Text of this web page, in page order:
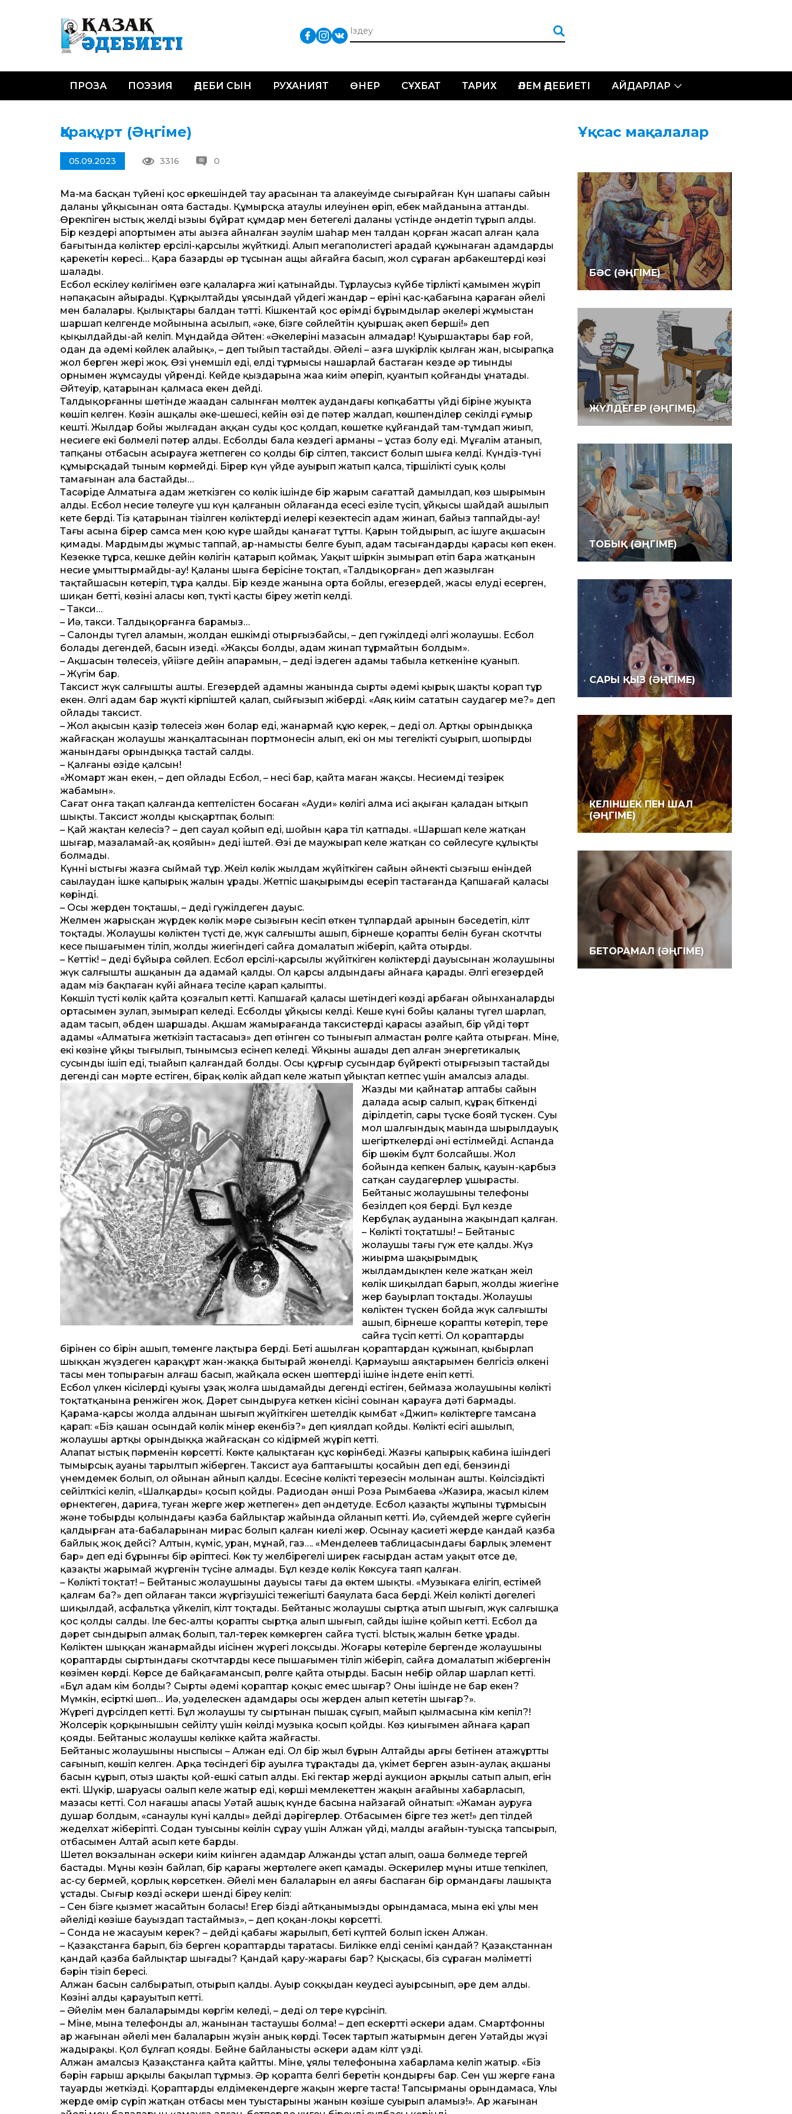
ПРОЗА ПОЭЗИЯ ӘДЕБИ СЫН РУХАНИЯТ ӨНЕР СҰХБАТ ТАРИХ ӘЛЕМ ӘДЕБИЕТІ АЙДАРЛАР
Қарақұрт (Әңгіме)
05.09.2023 3316 0
Маң-маң басқан түйенің қос өркешіндей тау арасынан таң алакеуімде сығырайған Күн шапағы сайын
даланы ұйқысынан оята бастады. Құмырсқа атаулы илеуінен өріп, еңбек майданына ат­танды.
Өрекпіген ыстық желдің ызыңы бұйрат құмдар мен бетегелі даланың үстінде әндетіп тұрып алды.
Бір кез­дері апортымен аты аңызға айналған зәулім шаһар мен талдан қорған жасап алған қала
бағытында көліктер ерсілі-қарсылы жүйткиді. Алып мегаполистегі арадай құжынаған адамдардың
қарекетін көресің… Қара базардың әр тұсынан ащы айғайға басып, жол сұраған арбакештерді көзің
шалады.
Есбол ескілеу көлігімен өзге қалаларға жиі қатынайды. Тұрлаусыз күйбең тірліктің қамымен жүріп
нәпақасын айырады. Құрқылтайдың ұясындай үйдегі жандар – ерінің қас-қабағына қараған әйелі
мен балалары. Қылықтары балдан тәт­ті. Кішкентай қос өрімді бұрымдылар әкелері жұмыстан
шаршап келгенде мойынына асылып, «әке, бізге сөйлейтін қуыршақ әкеп берші!» деп
қыңқылдайды-ай келіп. Мұндайда Әйтен: «Әкелеріңнің мазасын алмаңдар! Қуыршақтарың бар ғой,
одан да әдемі көйлек алайық», – деп тыйып тастайды. Әйелі – азға шүкірлік қылған жан, ысырапқа
жол берген жері жоқ. Өзі үнемшіл еді, елдің тұрмысы нашарлай бастаған кез­де әр тиынды
орнымен жұмсауды үйренді. Кейде қыздарына жаңа киім әперіп, қуантып қойғанды ұнатады.
Әйтеуір, қатарынан қалмаса екен дейді.
Талдықорғанның шетінде жаңадан салынған мөлтек аудандағы көпқабат­ты үйдің біріне жуықта
көшіп келген. Көзін ашқалы әке-шешесі, кейін өзі де пәтер жалдап, көшпенділер секілді ғұмыр
кешті. Жылдар бойы жылғадан аққан суды қос қолдап, көшетке құйғандай там-тұмдап жиып,
несиеге екі бөлмелі пәтер алды. Есболдың бала кез­дегі арманы – ұстаз болу еді. Мұғалім атанып,
тапқаны отбасын асырауға жетпеген соң қолды бір сілтеп, таксист болып шыға келді. Күндіз-түні
құмырсқа­дай тыным көрмейді. Бірер күн үйде ауырып жатып қалса, тіршіліктің суық қолы
тамағынан ала бастайды…
Таңсәріде Алматыға адам жеткізген соң көлік ішінде бір жарым сағат­тай дамылдап, көз шырымын
алды. Есбол несие төлеуге үш күн қалғанын ойлағанда еңсесі езіле түсіп, ұйқысы шайдай ашылып
кете берді. Тіз қатарынан тізілген көліктердің иелері кезектесіп адам жинап, байыз таппайды-ау!
Таңғы асына бірер самса мен қою күрең шайды қанағат тұт­ты. Қарын тойдырып, ас ішуге ақшасын
қимады. Мардымды жұмыс таппай, ар-намысты белге буып, адам тасығандардың қарасы көп екен.
Кезекке тұрса, кешке дейін көлігін қаңтарып қоймақ. Уақыт шіркін зымырап өтіп бара жатқанын
несие ұмыт­тырмайды-ау! Қаланың шыға берісіне тоқтап, «Талдықорған» деп жазылған
тақтайшасын көтеріп, тұра қалды. Бір кез­де жанына орта бойлы, еңгезердей, жасы елуді еңсерген,
шиқан бет­ті, көзінің аласы көп, түкті қасты біреу жетіп келді.
– Такси…
– Иә, такси. Талдықорғанға барамыз…
– Салонды түгел аламын, жолдан ешкімді отырғызбайсың, – деп гүжілдеді әлгі жолаушы. Есбол
болады дегендей, басын изеді. «Жақсы болды, адам жинап тұрмайтын болдым».
– Ақшасын төлесеңіз, үйіңізге дейін апарамын, – деді іздеген адамы табыла кеткеніне қуанып.
– Жүгім бар.
Таксист жүк салғышты ашты. Еңгезердей адамның жанында сырты әдемі қырық шақты қорап тұр
екен. Әлгі адам бар жүкті кірпіштей қалап, сыйғызып жіберді. «Аяқ киім сататын саудагер ме?» деп
ойлады таксист.
– Жол ақысын қазір төлесеңіз жөн болар еді, жанармай құю керек, – деді ол. Артқы орындыққа
жайғасқан жолаушы жанқалтасынан портмонесін алып, екі он мың теңгелікті суырып, шопырдың
жанындағы орындыққа тастай салды.
– Қалғаны өзіңде қалсын!
«Жомарт жан екен, – деп ойлады Есбол, – несі бар, қайта маған жақсы. Несиемді тезірек
жабамын».
Сағат онға тақап қалғанда кептелістен босаған «Ауди» көлігі алма исі аңқыған қаладан ытқып
шықты. Таксист жолды қысқартпақ болып:
– Қай жақтан келесіз? – деп сауал қойып еді, шойын қара тіл қатпады. «Шаршап келе жатқан
шығар, мазаламай-ақ қояйын» деді іштей. Өзі де маужырап келе жатқан соң сөйлесуге құлықты
болмады.
Күннің ыстығы жазға сыймай тұр. Жеңіл көлік жылдам жүйіткіген сайын әйнектің сызғыш еніндей
саңылаудан ішке қапырық жалын ұрады. Жетпіс шақырымды еңсеріп тастағанда Қап­шағай қаласы
көрінді.
– Осы жерден тоқташы, – деді гүжілдеген дауыс.
Желмен жарысқан жүрдек көлік мәре сызығын кесіп өткен тұлпардай арынын бәсеңдетіп, кілт
тоқтады. Жолаушы көліктен түсті де, жүк салғышты ашып, бірнеше қораптың белін буған скотчты
кеңсе пышағымен тіліп, жолдың жиегіндегі сайға домалатып жіберіп, қайта отырды.
– Кет­тік! – деді бұйыра сөйлеп. Есбол ерсілі-қарсылы жүйіткіген көліктердің дауысынан жолаушының
жүк салғышты ашқанын да аңдамай қалды. Ол қарсы алдындағы айнаға қарады. Әлгі еңгезердей
адам міз бақпаған күйі айнаға тесіле қарап қалыпты.
Көкшіл түсті көлік қайта қозғалып кет­ті. Капшағай қаласы шетіндегі көзді арбаған ойынханалардың
ортасымен зулап, зымырап келеді. Есболдың ұйқысы келді. Кеше күні бойы қаланы түгел шарлап,
адам тасып, әбден шаршады. Ақшам жамырағанда таксистердің қарасы азайып, бір үйдің төрт
адамы «Алматыға жеткізіп тастасаңыз» деп өтінген соң тынығып алмастан рөлге қайта отырған. Міне,
екі көзіне ұйқы тығылып, тынымсыз есінеп келеді. Ұйқыны ашады деп алған энергетикалық
сусынды ішіп еді, тыңайып қалғандай болды. Осы құрғыр сусындар бүйректі отырғызып тастайды
дегенді сан мәрте естіген, бірақ көлік айдап келе жатып ұйықтап кетпес үшін амалсыз алады.
Жаздың ми қайнатар аптабы са­йын
далада асыр салып, құрақ біткенді
дірілдетіп, сары түске бояй түскен. Суы
мол шалғындық маңында шырылдауық
шегірткелердің әні естілмейді. Аспанда
бір шөкім бұлт болсайшы. Жол
бойында кепкен балық, қауын-қарбыз
сатқан саудагерлер ұшырасты.
Бейтаныс жолаушының телефоны
безілдеп қоя берді. Бұл кез­де
Кербұлақ ауданына жақындап қалған.
– Көлікті тоқтатшы! – Бейтаныс
жолаушы тағы гүж ете қалды. Жүз
жиырма шақырымдық
жылдамдықпен келе жатқан жеңіл
көлік шиқылдап барып, жолдың жиегіне
жер бауырлап тоқтады. Жолаушы
көліктен түскен бойда жүк салғышты
ашып, бірнеше қорапты көтеріп, терең
сайға түсіп кет­ті. Ол қораптарды
бірінен соң бірін ашып, төменге лақтыра берді. Беті ашылған қораптардан құжынап, қыбырлап
шыққан жүздеген қарақұрт жан-жаққа бытырай жөнелді. Қармауыш аяқтарымен белгісіз өлкенің
тасы мен топырағын алғаш басып, жайқала өскен шөптердің ішіне індете еніп кет­ті.
Есбол үлкен кісілердің қуығы ұзақ жолға шыдамайды дегенді естіген, беймаза жолаушының көлікті
тоқтатқанына ренжіген жоқ. Дәрет сындыруға кеткен кісінің соңынан қарауға дәті бармады.
Қарама-қарсы жолда алдынан шығып жүйіткіген шетелдік қымбат «Джип» көліктерге тамсана
қарап: «Біз қашан осындай көлік мінер екен­біз?» деп қиялдап қойды. Көліктің есігі ашылып,
жолаушы артқы орындыққа жайғасқан соң кідірмей жүріп кет­ті.
Алапат ыстық пәрменін көрсет­ті. Көкте қалықтаған құс көрінбеді. Жазғы қапырық кабина ішіндегі
тымырсық ауаны тарылтып жіберген. Таксист ауа баптағышты қосайын деп еді, бензинді
үнемдемек болып, ол ойынан айнып қалды. Есесіне көліктің терезесін молынан ашты. Көңілсіздікті
сейілткісі келіп, «Шалқарды» қосып қойды. Радиодан әнші Роза Рымбаева «Жазира, жасыл кілем
өрнектеген, дариға, туған жерге жер жетпеген» деп әндетуде. Есбол қазақтың жұпыны тұрмысын
және тобырдың қолындағы қазба байлықтар жайында ойланып кет­ті. Иә, сүйемдей жерге сүйегін
қалдырған ата-бабаларынан мирас болып қалған киелі жер. Осынау қасиеті жерде қандай қазба
байлық жоқ дейсің? Алтын, күміс, уран, мұнай, газ…. «Менделеев таблицасындағы барлық элемент
бар» деп еді бұрынғы бір әріптесі. Көк ту желбірегелі ширек ғасырдан астам уақыт өтсе де,
қазақтың жарымай жүргенін түсіне алмады. Бұл кез­де көлік Көксуға таяп қалған.
– Көлікті тоқтат! – Бейтаныс жолаушының дауысы тағы да өктем шықты. «Музыкаға елігіп, естімей
қалғам ба?» деп ойлаған такси жүргізушісі тежегішті баяулата баса берді. Жеңіл көліктің дөңгелегі
шиқылдай, асфальтқа үйкеліп, кілт тоқтады. Бейтаныс жолаушы сыртқа атып шығып, жүк салғышқа
қос қолды салды. Іле бес-алты қорапты сыртқа алып шығып, сайдың ішіне қойып кет­ті. Есбол да
дәрет сындырып алмақ болып, тал-терек көмкерген сайға түсті. Ыстық жалын бетке ұрады.
Көліктен шыққан жанармайдың иісінен жүрегі лоқсыды. Жоғары көтеріле бергенде жолау­шының
қораптардың сыртындағы скотчтарды кеңсе пышағымен тіліп жіберіп, сайға домалатып жібергенін
көзімен көрді. Көрсе де байқағамансып, рөлге қайта отырды. Басын небір ойлар шарлап кет­ті.
«Бұл адам кім болды? Сырты әдемі қораптар қоқыс емес шығар? Оның ішінде не бар екен?
Мүмкін, есірткі шөп… Иә, уәделескен адамдары осы жерден алып кететін шығар?».
Жүрегі дүрсілдеп кет­ті. Бұл жолау­шы ту сыртынан пышақ сұғып, ма­йып қылмасына кім кепіл?!
Жолсерік қорқынышын сейілту үшін көңілді музыка қосып қойды. Көз қиығымен айнаға қарап
қояды. Бейтаныс жолау­шы көлікке қайта жайғасты.
Бейтаныс жолаушының ныспысы – Алжан еді. Ол бір жыл бұрын Алтайдың арғы бетінен атажұрт­ты
сағынып, көшіп келген. Арқа төсіндегі бір ауылға тұрақтады да, үкімет берген азын-аулақ ақшаның
басын құрып, отыз шақты қой-ешкі сатып алды. Екі гектар жерді аукцион арқылы сатып алып, егін
екті. Шүкір, шаруасы оңалып келе жатыр еді, көрші мемлекет­тен жақын ағайы­ны хабарласып,
мазасы кет­ті. Сол нағашы апасы Уәтай ашық күнде басына найзағай ойнатып: «Жаман ауруға
душар болдым, «санаулы күнің қалды» дейді дәрігерлер. Отбасыңмен бірге тез жет!» деп тілдей
жеделхат жіберіпті. Содан туысының көңілін сұрау үшін Алжан үйді, малды ағайын-туысқа тапсырып,
отбасымен Алтай асып кете барды.
Шетел вокзалынан әскери киім киінген адамдар Алжанды ұстап алып, оңаша бөлмеде тергей
бастады. Мұның көзін байлап, бір қараңғы жертөлеге әкеп қамады. Әскерилер мұны итше тепкілеп,
ас-су бермей, қорлық көрсеткен. Әйелі мен балаларын ел аяғы баспаған бір ормандағы лашықта
ұстады. Сығыр көзді әскери шенді біреу келіп:
– Сен бізге қызмет жасайтын боласың! Егер біздің айтқанымызды орындамасаң, мына екі ұлың мен
әйеліңді көзіңше бауыздап тастаймыз», – деп қоқан-лоқы көрсет­ті.
– Сонда не жасауым керек? – дейді қабағы жарылып, беті күптей болып іскен Алжан.
– Қазақ­станға барып, біз берген қораптарды таратасың. Билікке елдің сенімі қандай? Қазақ­станнан
қандай қазба байлықтар шығады? Қандай қару-жарағы бар? Қысқасы, біз сұраған мәлімет­тің
бәрін тізіп бересің.
Алжан басын салбыратып, отырып қалды. Ауыр соққыдан кеудесі ауырсынып, әрең дем алды.
Көзінің алды қарауытып кет­ті.
– Әйелім мен балаларымды көргім келеді, – деді ол терең күрсініп.
– Міне, мына телефонды ал, жаныңнан тастаушы болма! – деп ескерт­ті әскери адам. Смартфонның
ар жағынан әйелі мен балаларын жүзін анық көрді. Төсек тартып жатырмын деген Уәтайдың жүзі
жадыраңқы. Қол бұлғап қояды. Бейне байланысты әскери адам кілт үзді.
Алжан амалсыз Қазақ­станға қайта қайт­ты. Міне, ұялы телефонына хабарлама келіп жатыр. «Біз
бәрін ғарыш арқылы бақылап тұрмыз. Әр қорапта белгі беретін қондырғы бар. Сен үш жерге ғана
тауарды жеткіздің. Қораптарды елдімекендерге жақын жерге таста! Тапсырманы орындамасаң, Ұлы
жерде өмір сүріп жатқан отбасың мен туыстарыңның жанын көзіңше суырып аламыз!». Ар жағынан
Ұқсас мақалалар
БӘС (ӘҢГІМЕ)
ЖҮЛДЕГЕР (ӘҢГІМЕ)
ТОБЫҚ (ӘҢГІМЕ)
САРЫ ҚЫЗ (ӘҢГІМЕ)
КЕЛІНШЕК ПЕН ШАЛ
(ӘҢГІМЕ)
БЕТОРАМАЛ (ӘҢГІМЕ)